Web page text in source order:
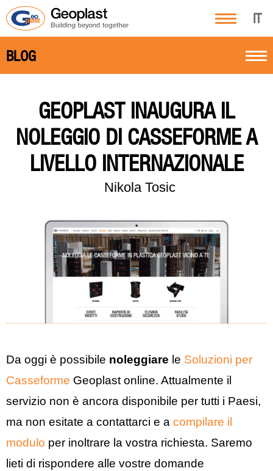
IT
BLOG
GEOPLAST INAUGURA IL
NOLEGGIO DI CASSEFORME A
LIVELLO INTERNAZIONALE
Nikola Tosic
Da oggi è possibile noleggiare le Soluzioni per
Casseforme Geoplast online. Attualmente il
servizio non è ancora disponibile per tutti i Paesi,
ma non esitate a contattarci e a compilare il
modulo per inoltrare la vostra richiesta. Saremo
lieti di rispondere alle vostre domande